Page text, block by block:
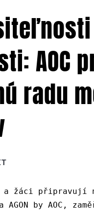
AOC
radu
a žáci připravují
AGON by AOC,